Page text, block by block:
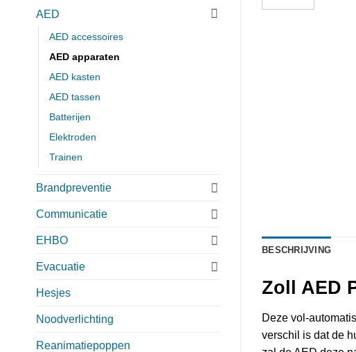
AED
AED accessoires
AED apparaten
AED kasten
AED tassen
Batterijen
Elektroden
Trainen
Brandpreventie
Communicatie
EHBO
Evacuatie
Hesjes
Noodverlichting
Reanimatiepoppen
BESCHRIJVING
Zoll AED
Deze vol-
verschil is dat de